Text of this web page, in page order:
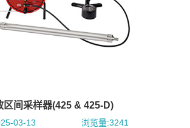
间采样器(425 & 425-D)
03-13 浏览量:3241